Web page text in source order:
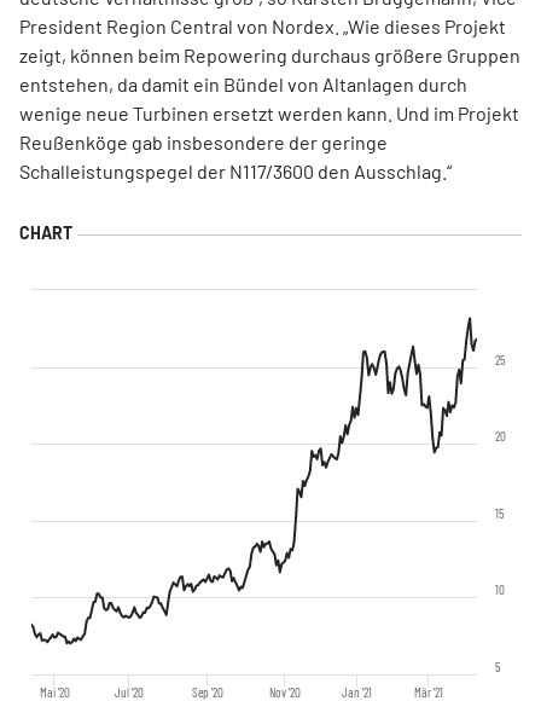
President Region Central von Nordex. „Wie dieses Projekt
zeigt, können beim Repowering durchaus größere Gruppen
entstehen, da damit ein Bündel von Altanlagen durch
wenige neue Turbinen ersetzt werden kann. Und im Projekt
Reußenköge gab insbesondere der geringe
Schalleistungspegel der N117/3600 den Ausschlag.“
Mai '20 Jul '20 Sep '20 Nov '20 Jan '21 Mär '21
5
10
15
20
25